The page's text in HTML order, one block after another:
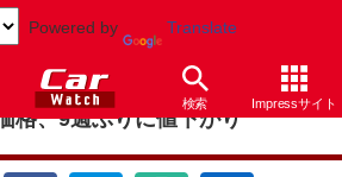
Powered by Translate
検索 Impressサイト
格、9週ぶりに値下がり